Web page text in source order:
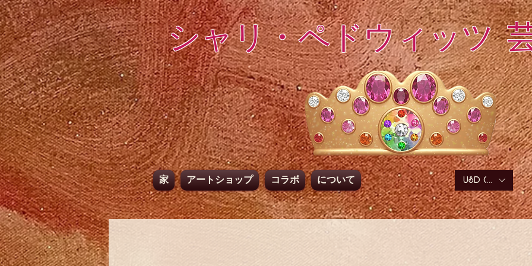
シャリ・ペドウィッツ
家 アートショップ コラボ について USD ($)